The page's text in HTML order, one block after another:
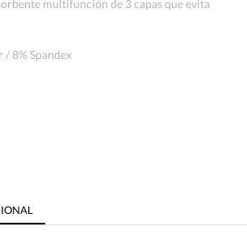
multifunción de 3 capas que evita
8% Spandex